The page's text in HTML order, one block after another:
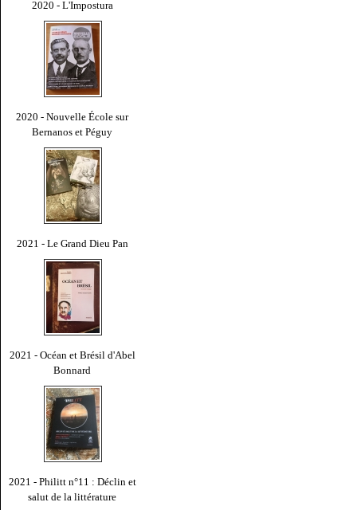
2020 - L'Impostura
2020 - Nouvelle École sur
Bernanos et Péguy
2021 - Le Grand Dieu Pan
2021 - Océan et Brésil d'Abel
Bonnard
2021 - Philitt n°11 : Déclin et
salut de la littérature